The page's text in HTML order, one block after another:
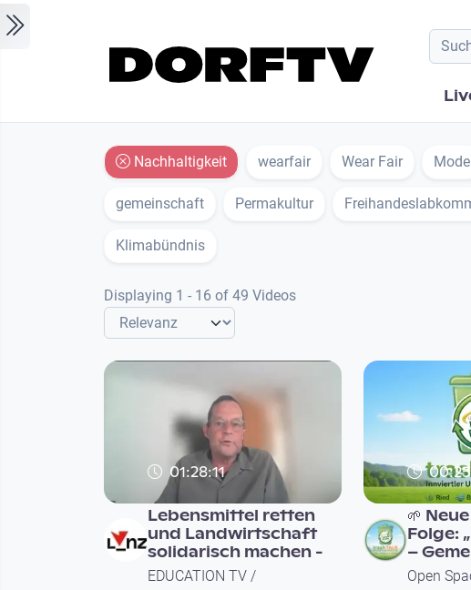
Nachhaltigkeit wearfair Wear Fair Mode
gemeinschaft Permakultur
Klimabündnis
Displaying 1 - 16 of 49 Videos
01:28:11
Lebensmittel retten
und Landwirtschaft
solidarisch machen -
EDUCATION TV /
🌱
Folge:
–
Open